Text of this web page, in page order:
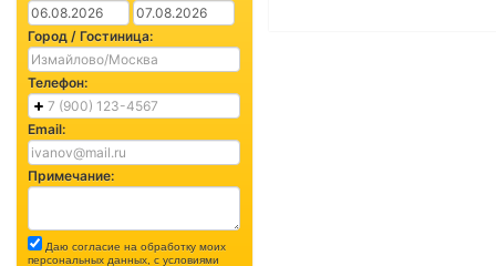
Город / Гостиница:
Телефон:
Email:
Примечание:
Даю согласие на обработку моих
персональных данных, с условиями